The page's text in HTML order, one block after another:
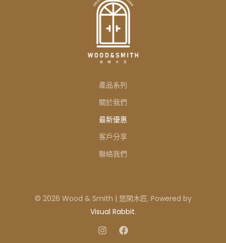
產品系列
關於我們
最新優惠
客戶分享
聯絡我們
© 2026 Wood & Smith | 悠閑木匠. Powered by
Visual Rabbit.